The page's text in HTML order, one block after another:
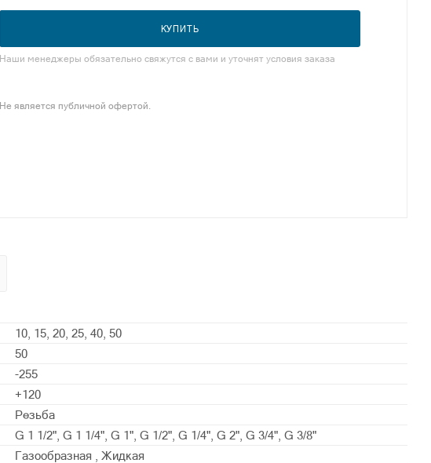
КУПИТЬ
Наши менеджеры обязательно свяжутся с вами и уточнят условия заказа
Не является публичной офертой.
10, 15, 20, 25, 40, 50
50
-255
+120
Резьба
G 1 1/2", G 1 1/4", G 1", G 1/2", G 1/4", G 2", G 3/4", G 3/8"
Газообразная , Жидкая